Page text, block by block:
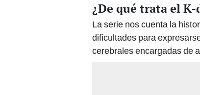
¿De qué trata el K-
La serie nos cuenta la
dificultades para
cerebrales encargadas de